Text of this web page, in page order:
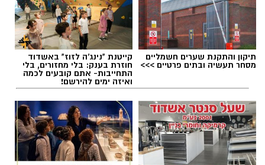
תגים:דגלים בחופי אשדוד
תיקון והתקנת שערים חשמליים
מסחר תעשיה ובתים פרטיים >>>
קייטנת "נינג'ה לזוז" באשדוד
חוזרת בענק: בלי מחזורים, בלי
התחייבות- אתם קובעים לכמה
ואיזה ימים להירשם!